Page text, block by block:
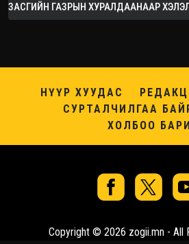
ЗАСГИЙН ГАЗРЫН ХУРАЛДААНААР
НҮҮР ХУУДАС
СУРТАЛЧИЛГАА
ХОЛБОО
Copyright © 2026 zogii.mn - All